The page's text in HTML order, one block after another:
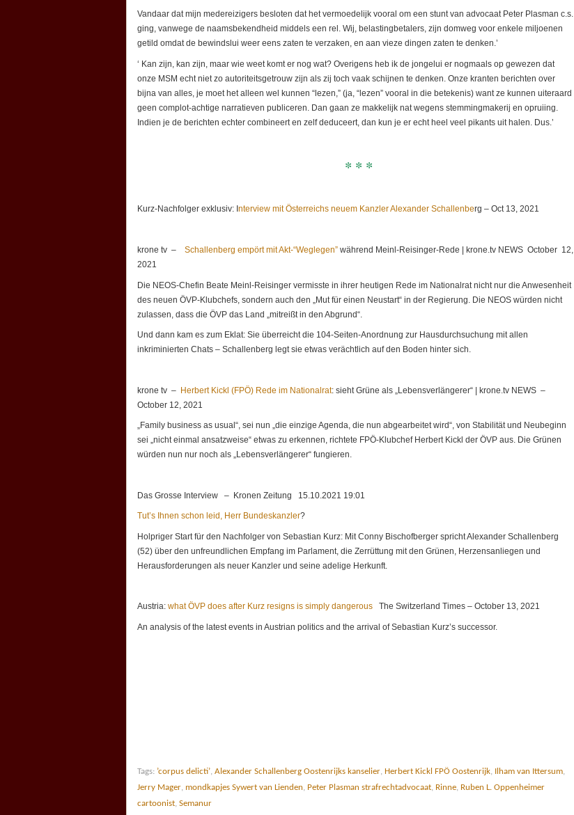
Vandaar dat mijn medereizigers besloten dat het vermoedelijk vooral om een stunt van advocaat Peter Plasman c.s.
ging, vanwege de naamsbekendheid middels een rel. Wij, belastingbetalers, zijn domweg voor enkele miljoenen
getild omdat de bewindslui weer eens zaten te verzaken, en aan vieze dingen zaten te denken.’
‘ Kan zijn, kan zijn, maar wie weet komt er nog wat? Overigens heb ik de jongelui er nogmaals op gewezen dat
onze MSM echt niet zo autoriteitsgetrouw zijn als zij toch vaak schijnen te denken. Onze kranten berichten over
bijna van alles, je moet het alleen wel kunnen “lezen,” (ja, “lezen” vooral in die betekenis) want ze kunnen uiteraard
geen complot-achtige narratieven publiceren. Dan gaan ze makkelijk nat wegens stemmingmakerij en opruiing.
Indien je de berichten echter combineert en zelf deduceert, dan kun je er echt heel veel pikants uit halen. Dus.’
* * *
Kurz-Nachfolger exklusiv: I nterview mit Österreichs neuem Kanzler Alexander Schallenberg – Oct 13, 2021
krone tv – Schallenberg empört mit Akt-“Weglegen” während Meinl-Reisinger-Rede | krone.tv NEWS October 12,
2021
Die NEOS-Chefin Beate Meinl-Reisinger vermisste in ihrer heutigen Rede im Nationalrat nicht nur die Anwesenheit
des neuen ÖVP-Klubchefs, sondern auch den „Mut für einen Neustart“ in der Regierung. Die NEOS würden nicht
zulassen, dass die ÖVP das Land „mitreißt in den Abgrund“.
Und dann kam es zum Eklat: Sie überreicht die 104-Seiten-Anordnung zur Hausdurchsuchung mit allen
inkriminierten Chats – Schallenberg legt sie etwas verächtlich auf den Boden hinter sich.
krone tv – Herbert Kickl (FPÖ) Rede im Nationalrat: sieht Grüne als „Lebensverlängerer“ | krone.tv NEWS –
October 12, 2021
„Family business as usual“, sei nun „die einzige Agenda, die nun abgearbeitet wird“, von Stabilität und Neubeginn
sei „nicht einmal ansatzweise“ etwas zu erkennen, richtete FPÖ-Klubchef Herbert Kickl der ÖVP aus. Die Grünen
würden nun nur noch als „Lebensverlängerer“ fungieren.
Das Grosse Interview – Kronen Zeitung 15.10.2021 19:01
Tut’s Ihnen schon leid, Herr Bundeskanzler?
Holpriger Start für den Nachfolger von Sebastian Kurz: Mit Conny Bischofberger spricht Alexander Schallenberg
(52) über den unfreundlichen Empfang im Parlament, die Zerrüttung mit den Grünen, Herzensanliegen und
Herausforderungen als neuer Kanzler und seine adelige Herkunft.
Austria: what ÖVP does after Kurz resigns is simply dangerous The Switzerland Times – October 13, 2021
An analysis of the latest events in Austrian politics and the arrival of Sebastian Kurz’s successor.
Tags: ’corpus delicti’ Alexander Schallenberg Oostenrijks kanselier Herbert Kickl FPÖ Oostenrijk Ilham van Ittersum
Jerry Mager mondkapjes Sywert van Lienden Peter Plasman strafrechtadvocaat Rinne Ruben L. Oppenheimer
cartoonist Semanur